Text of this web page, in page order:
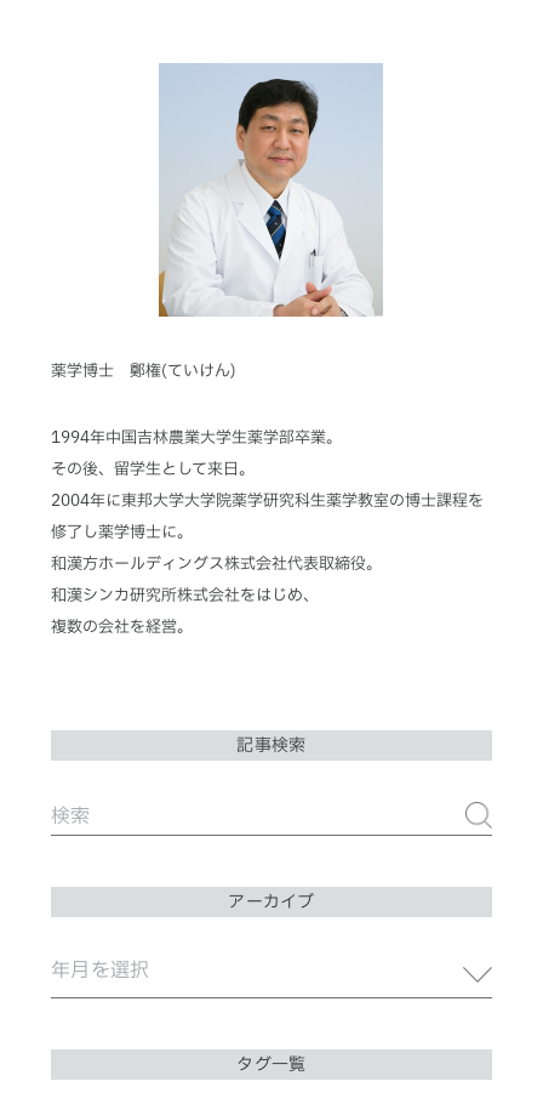
薬学博士 鄭権(ていけん)
1994年中国吉林農業大学生薬学部卒業。
その後、留学生として来日。
2004年に東邦大学大学院薬学研究科生薬学教室の博士課程を
修了し薬学博士に。
和漢方ホールディングス株式会社代表取締役。
和漢シンカ研究所株式会社をはじめ、
複数の会社を経営。
記事検索
アーカイブ
タグ一覧